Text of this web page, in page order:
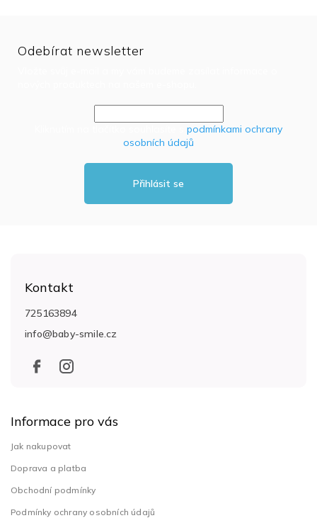
Odebírat newsletter
podmínkami ochrany
osobních údajů
Přihlásit se
Kontakt
info@baby-smile.cz
725163894
Informace pro vás
Jak nakupovat
Doprava a platba
Obchodní podmínky
Podmínky ochrany osobních údajů